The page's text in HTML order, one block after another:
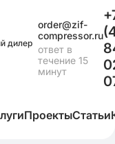
дилер
order@zif-
compressor.ru
ответ в
течение 15
минут
ПроектыСтатьи